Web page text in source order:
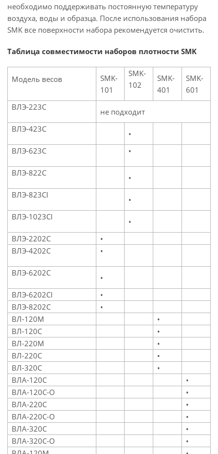
необходимо поддерживать постоянную температуру
воздуха, воды и образца. После использования набора
SMK все поверхности набора рекомендуется очистить.
Таблица совместимости наборов плотности SMK
Модель весов
SMK-
101
SMK-
102
SMK-
401
SMK-
601
ВЛЭ-223С
не подходит
ВЛЭ-423С
•
ВЛЭ-623С
•
ВЛЭ-822С
•
ВЛЭ-823СI
•
ВЛЭ-1023СI
•
ВЛЭ-2202С
•
ВЛЭ-4202С
•
ВЛЭ-6202С
•
ВЛЭ-6202СI
•
ВЛЭ-8202С
•
ВЛ-120М
•
ВЛ-120С
•
ВЛ-220М
•
ВЛ-220С
•
ВЛ-320С
•
ВЛА-120С
•
ВЛА-120С-О
•
ВЛА-220С
•
ВЛА-220С-О
•
ВЛА-320С
•
ВЛА-320С-О
•